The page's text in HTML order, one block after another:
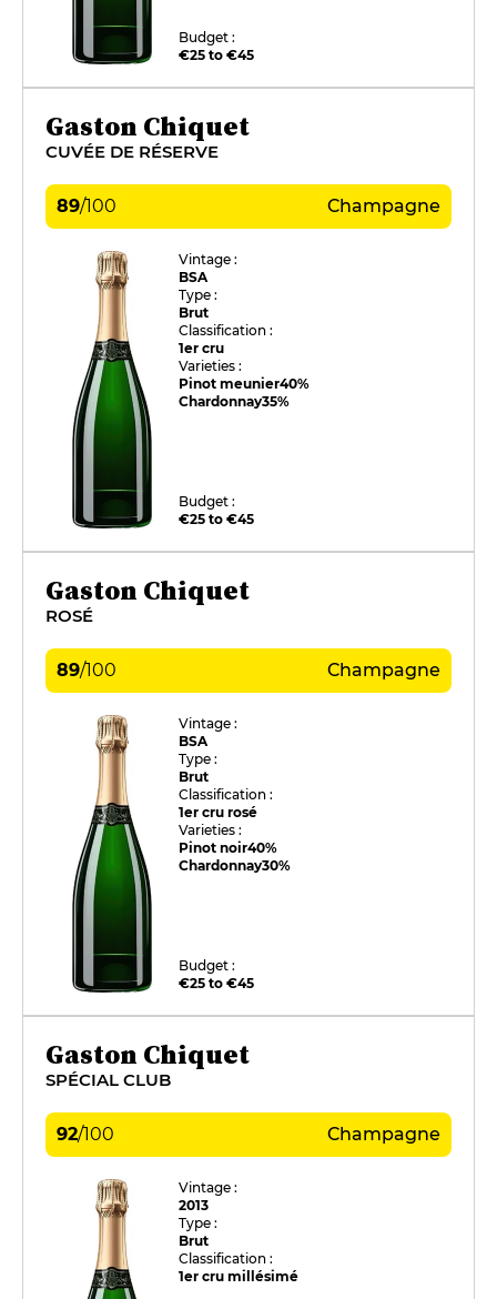
Budget :
€25 to €45
Gaston Chiquet
CUVÉE DE RÉSERVE
89/100 Champagne
Vintage :
BSA
Type :
Brut
Classification :
1er cru
Varieties :
Pinot meunier40%
Chardonnay35%
Budget :
€25 to €45
Gaston Chiquet
ROSÉ
89/100 Champagne
Vintage :
BSA
Type :
Brut
Classification :
1er cru rosé
Varieties :
Pinot noir40%
Chardonnay30%
Budget :
€25 to €45
Gaston Chiquet
SPÉCIAL CLUB
92/100 Champagne
Vintage :
2013
Type :
Brut
Classification :
1er cru millésimé